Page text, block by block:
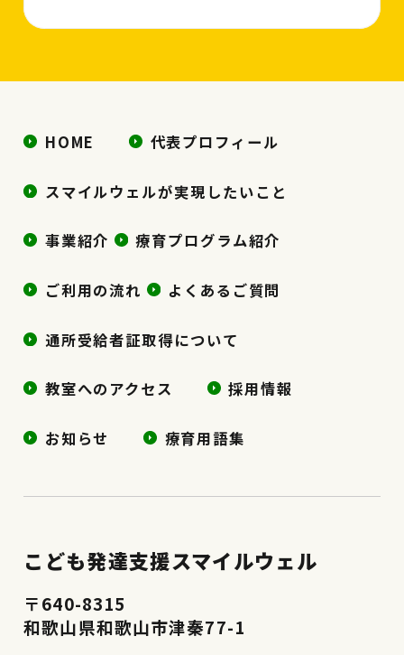
HOME 代表プロフィール
スマイルウェルが実現したいこと
事業紹介 療育プログラム紹介
ご利用の流れ よくあるご質問
通所受給者証取得について
教室へのアクセス 採用情報
お知らせ 療育用語集
こども発達支援スマイルウェル
〒640-8315
和歌山県和歌山市津秦77-1